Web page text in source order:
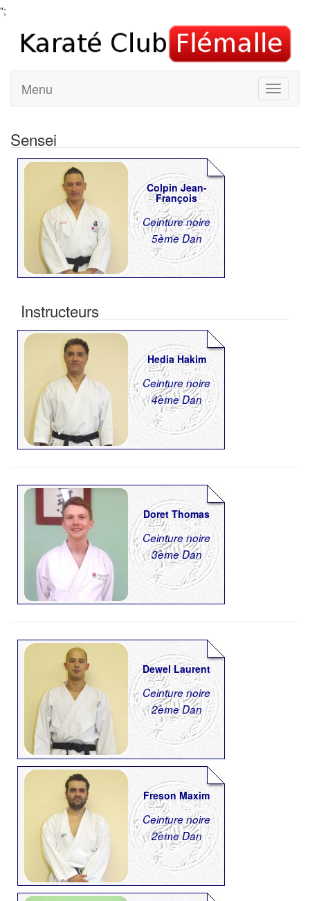
";
Menu
Sensei
Colpin Jean-
François
Ceinture noire
5ème Dan
Instructeurs
Hedia Hakim
Ceinture noire
4ème Dan
Doret Thomas
Ceinture noire
3ème Dan
Dewel Laurent
Ceinture noire
2ème Dan
Freson Maxim
Ceinture noire
2ème Dan